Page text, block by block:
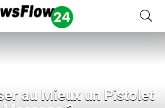
au Mieux un Pistolet